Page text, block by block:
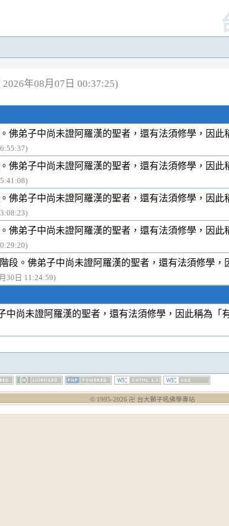
年08月07日 00:37:25)
佛弟子中尚未證阿羅漢的聖者，還有法須修學，因此
佛弟子中尚未證阿羅漢的聖者，還有法須修學，因此
佛弟子中尚未證阿羅漢的聖者，還有法須修學，因此
佛弟子中尚未證阿羅漢的聖者，還有法須修學，因此
段。佛弟子中尚未證阿羅漢的聖者，還有法須修學
30日 11:24:59)
中尚未證阿羅漢的聖者，還有法須修學，因此稱為「
© 1995-2026 卍 台大獅子吼佛學專站